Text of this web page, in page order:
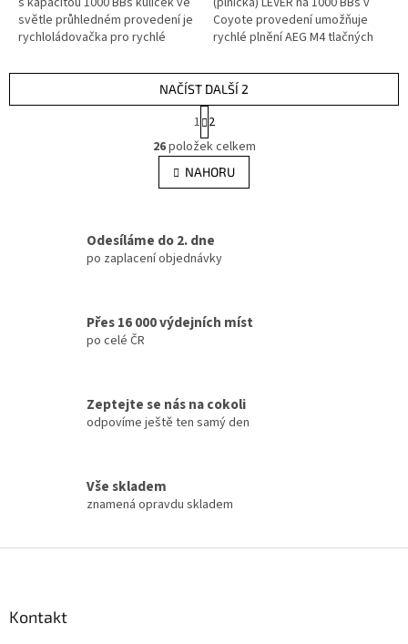
světle průhledném provedení je
rychloládovačka pro rychlé
AR15 pomocí otočné kličky...
Coyote provedení umožňuje
rychlé plnění AEG M4 tlačných
zvládnete nabít zásobník
během pár...
O
v
l
á
c
í
k
p
i
s
NAČÍST DALŠÍ 2
S
t
r
á
n
k
á
n
í
1 2
26položek celkem
NAHORU
Odesíláme do 2. dne
po zaplacení objednávky
Přes 16 000 výdejních míst
po celé ČR
Zeptejte se nás na cokoli
odpovíme ještě ten samý den
Vše skladem
znamená opravdu skladem
Kontakt